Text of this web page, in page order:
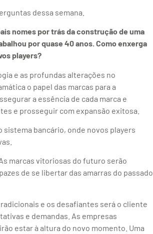
dessa semana.
nomes por trás da construção de uma
por quase 40 anos. Como enxerga
players?
e as profundas alterações no
o papel das marcas para a
a essência de cada marca e
e prosseguir com expansão exitosa.
bancário, onde novos players
marcas vitoriosas do futuro serão
de se libertar das amarras do passado
e os desafiantes será o cliente
e demandas. As empresas
estar à altura do novo momento. Uma